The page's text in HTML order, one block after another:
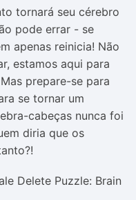
tornará seu cérebro
pode errar - se
apenas reinicia! Não
estamos aqui para
prepare-se para
se tornar um
cabeças nunca foi
diria que os
Delete Puzzle: Brain